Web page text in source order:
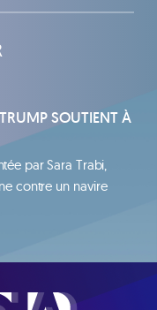
SOUTIENT À
par Sara Trabi,
contre un navire